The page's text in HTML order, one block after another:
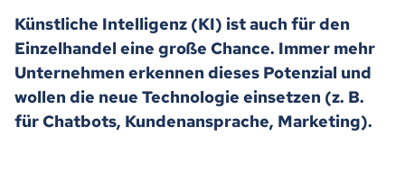
Künstliche Intelligenz (KI) ist auch für den
Einzelhandel eine große Chance. Immer mehr
Unternehmen erkennen dieses Potenzial und
wollen die neue Technologie einsetzen (z. B.
für Chatbots, Kundenansprache, Marketing).